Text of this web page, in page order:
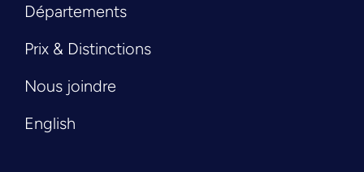
Départements
Prix & Distinctions
Nous joindre
English